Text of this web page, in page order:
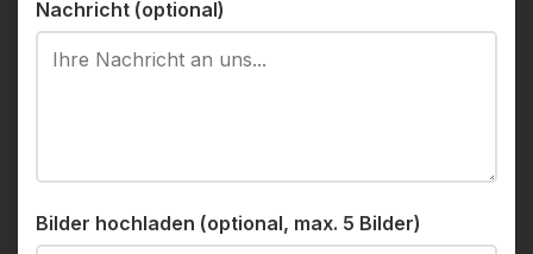
Nachricht (optional)
Bilder hochladen (optional, max. 5 Bilder)